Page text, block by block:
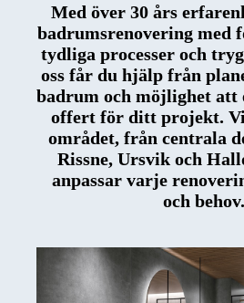
Med över 30 års
badrumsrenovering med
tydliga processer och
oss får du hjälp från
badrum och möjlighet att
offert för ditt projekt.
området, från centrala
Rissne, Ursvik och
anpassar varje
och behov.